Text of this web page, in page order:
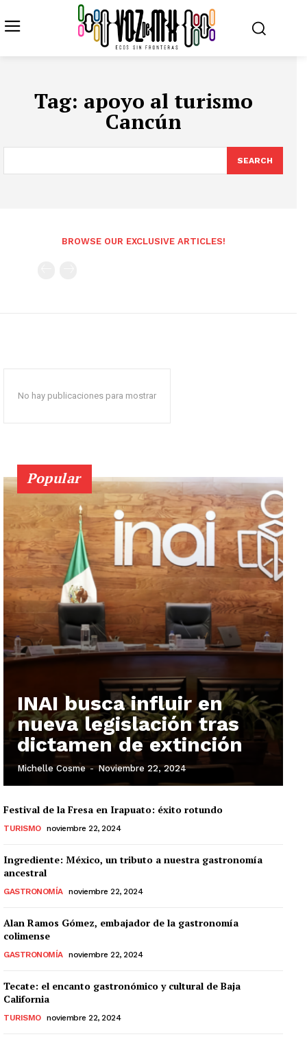
Tag: apoyo al turismo
Cancún
SEARCH
BROWSE OUR EXCLUSIVE ARTICLES!
No hay publicaciones para mostrar
Popular
INAI busca influir en
nueva legislación tras
dictamen de extinción
Michelle Cosme - Noviembre 22, 2024
Festival de la Fresa en Irapuato: éxito rotundo
TURISMO noviembre 22, 2024
Ingrediente: México, un tributo a nuestra gastronomía
ancestral
GASTRONOMÍA noviembre 22, 2024
Alan Ramos Gómez, embajador de la gastronomía
colimense
GASTRONOMÍA noviembre 22, 2024
Tecate: el encanto gastronómico y cultural de Baja
California
TURISMO noviembre 22, 2024